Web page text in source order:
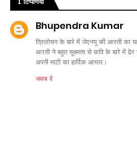
1 टिप्पणियाँ
Bhupendra Kumar
त्रिलोचन के बारे में जेएनयू की आरती का
आरती ने बहुत सूक्ष्मता से कवि के बारे में ढेर
अपनी माटी का हार्दिक आभार।
जवाब दें